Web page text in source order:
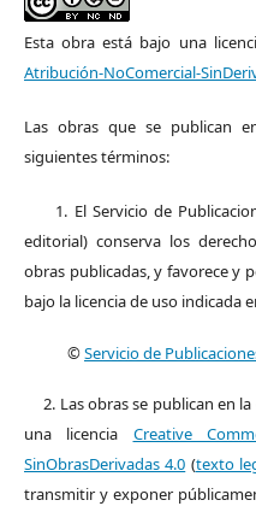
Esta obra está bajo una
Atribución-NoComercial-
Las obras que se publican
siguientes términos:
1. El Servicio de
editorial) conserva los
obras publicadas, y favorece y
bajo la licencia de uso indicada
©Servicio de
2. Las obras se publican en
una licencia Creative
SinObrasDerivadas 4.0 (texto
transmitir y exponer